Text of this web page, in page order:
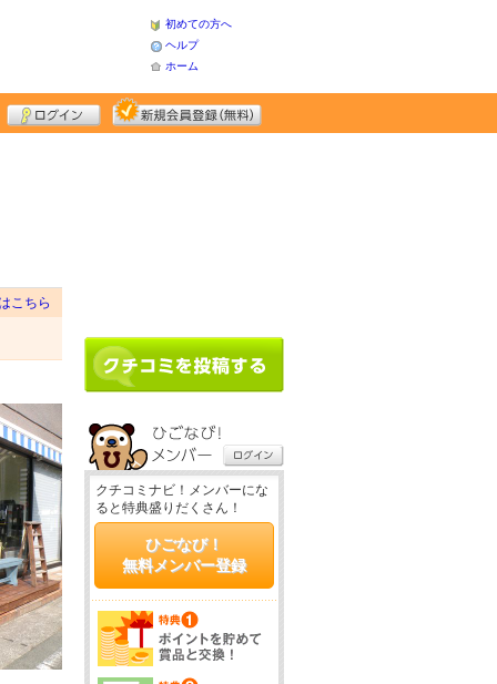
初めての方へ
ヘルプ
ホーム
こちら
クチコミナビ！メンバーにな
ると特典盛りだくさん！
ひごなび！
無料メンバー登録